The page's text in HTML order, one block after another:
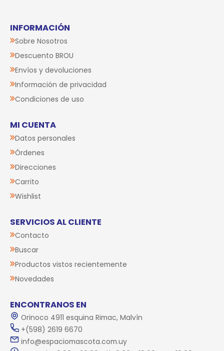
INFORMACIÓN
Sobre Nosotros
Descuento BROU
Envíos y devoluciones
Información de privacidad
Condiciones de uso
MI CUENTA
Datos personales
Órdenes
Direcciones
Carrito
Wishlist
SERVICIOS AL CLIENTE
Contacto
Buscar
Productos vistos recientemente
Novedades
ENCONTRANOS EN
Orinoco 4911 esquina Rimac, Malvín
+(598) 2619 6670
info@espaciomascota.com.uy